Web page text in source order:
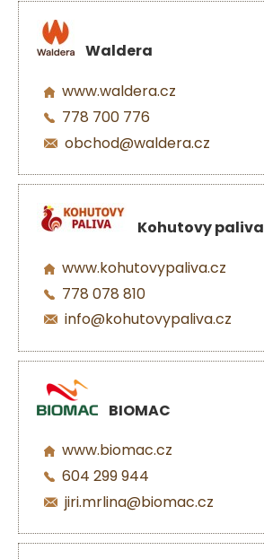
Waldera
www.waldera.cz
778 700 776
obchod@waldera.cz
Kohutovy paliva
www.kohutovypaliva.cz
778 078 810
info@kohutovypaliva.cz
BIOMAC
www.biomac.cz
604 299 944
jiri.mrlina@biomac.cz